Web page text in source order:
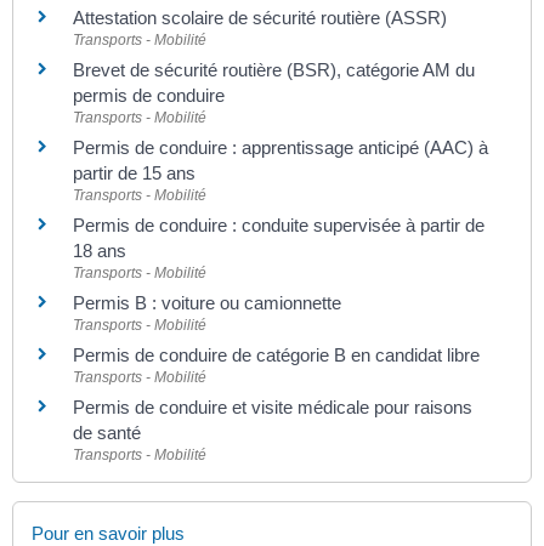
Attestation scolaire de sécurité routière (ASSR)
Transports - Mobilité
Brevet de sécurité routière (BSR), catégorie AM du
permis de conduire
Transports - Mobilité
Permis de conduire : apprentissage anticipé (AAC) à
partir de 15 ans
Transports - Mobilité
Permis de conduire : conduite supervisée à partir de
18 ans
Transports - Mobilité
Permis B : voiture ou camionnette
Transports - Mobilité
Permis de conduire de catégorie B en candidat libre
Transports - Mobilité
Permis de conduire et visite médicale pour raisons
de santé
Transports - Mobilité
Pour en savoir plus